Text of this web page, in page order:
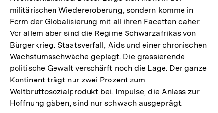
militärischen Wiedereroberung, sondern komme in
Form der Globalisierung mit all ihren Facetten daher.
Vor allem aber sind die Regime Schwarzafrikas von
Bürgerkrieg, Staatsverfall, Aids und einer chronischen
Wachstumsschwäche geplagt. Die grassierende
politische Gewalt verschärft noch die Lage. Der ganze
Kontinent trägt nur zwei Prozent zum
Weltbruttosozialprodukt bei. Impulse, die Anlass zur
Hoffnung gäben, sind nur schwach ausgeprägt.